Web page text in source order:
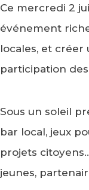
Ce mercredi 2
événement
locales, et
participation
Sous un soleil
bar local, jeux
projets
jeunes,